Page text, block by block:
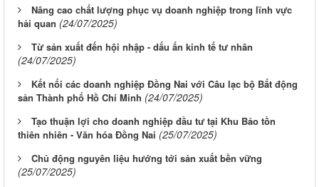
Nâng cao chất lượng phục vụ doanh nghiệp trong lĩnh vực
hải quan (24/07/2025)
Từ sản xuất đến hội nhập - dấu ấn kinh tế tư nhân
(24/07/2025)
Kết nối các doanh nghiệp Đồng Nai với Câu lạc bộ Bất động
sản Thành phố Hồ Chí Minh (24/07/2025)
Tạo thuận lợi cho doanh nghiệp đầu tư tại Khu Bảo tồn
thiên nhiên - Văn hóa Đồng Nai (25/07/2025)
Chủ động nguyên liệu hướng tới sản xuất bền vững
(25/07/2025)